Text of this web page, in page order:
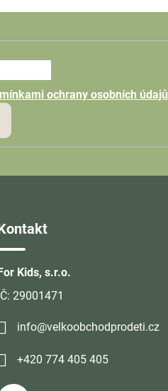
ochrany osobních údajů
For Kids, s.r.o.
IČ: 29001471
info@velkoobchodprodeti.cz
+420 774 405 405